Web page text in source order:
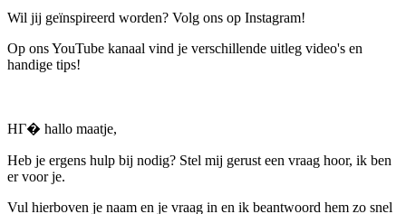
Wil jij geïnspireerd worden? Volg ons op Instagram!
Op ons YouTube kanaal vind je verschillende uitleg video's en
handige tips!
HГ� hallo maatje,
Heb je ergens hulp bij nodig? Stel mij gerust een vraag hoor, ik ben
er voor je.
Vul hierboven je naam en je vraag in en ik beantwoord hem zo snel